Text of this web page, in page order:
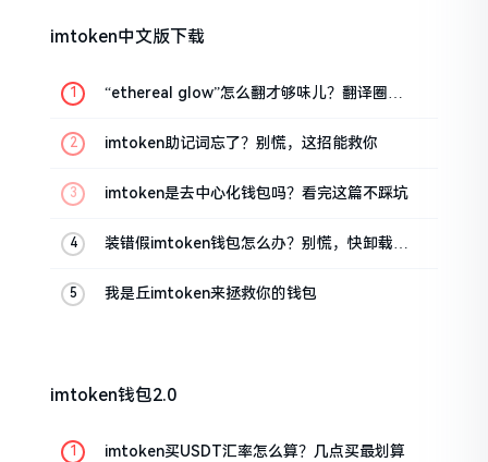
imtoken中文版下载
“ethereal glow”怎么翻才够味儿？翻译圈老
imtoken助记词忘了？别慌，这招能救你
imtoken是去中心化钱包吗？看完这篇不踩坑
装错假imtoken钱包怎么办？别慌，快卸载，
我是丘imtoken来拯救你的钱包
imtoken钱包2.0
imtoken买USDT汇率怎么算？几点买最划算